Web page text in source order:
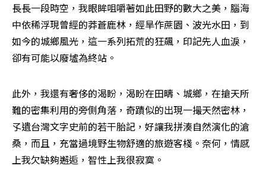
長長一段時空，我眼眸咀嚼著如此田野的數大之美，腦海
中依稀浮現曾經的莽蒼鹿林，經旱作蔗園、波光水田，到
如今的城鄉風光，這一系列拓荒的狂飆，印記先人血淚，
卻有可能以廢墟為終站。
此外，我還有奢侈的渴盼，渴盼在田疇、城鄉，在搶天所
難的密集利用的旁側角落，奇蹟似的出現一撮天然密林，
孓遺台灣文字史前的若干胎記，好讓我拼湊自然演化的滄
桑，而且，充當過境野生物舒適的旅遊客棧。奈何，情感
上我欠缺夠邂逅，智性上我很寂寞。